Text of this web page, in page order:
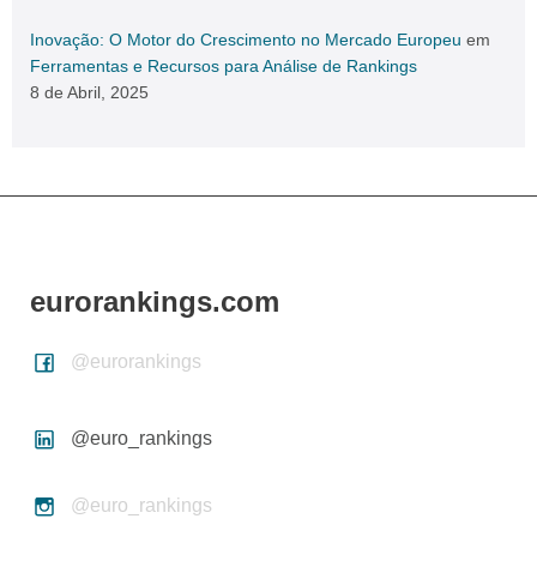
Inovação: O Motor do Crescimento no Mercado Europeu em
Ferramentas e Recursos para Análise de Rankings
8 de Abril, 2025
eurorankings.com
@eurorankings
@euro_rankings
@euro_rankings